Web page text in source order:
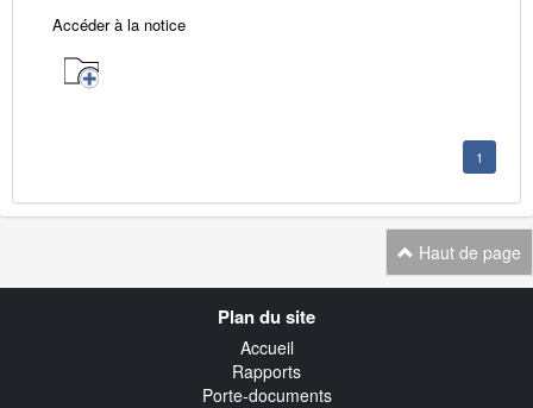
Accéder à la notice
1
Haut de page
Plan du site
Accueil
Rapports
Porte-documents